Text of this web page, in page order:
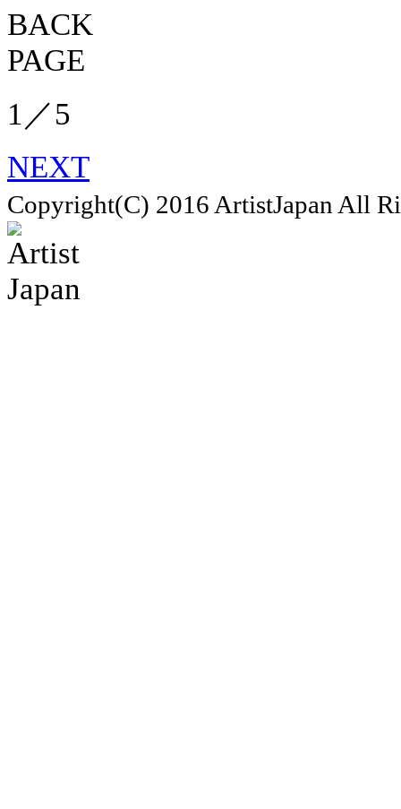
BACK
PAGE
1 ／5
NEXT
Copyright(C) 2016 ArtistJapan All